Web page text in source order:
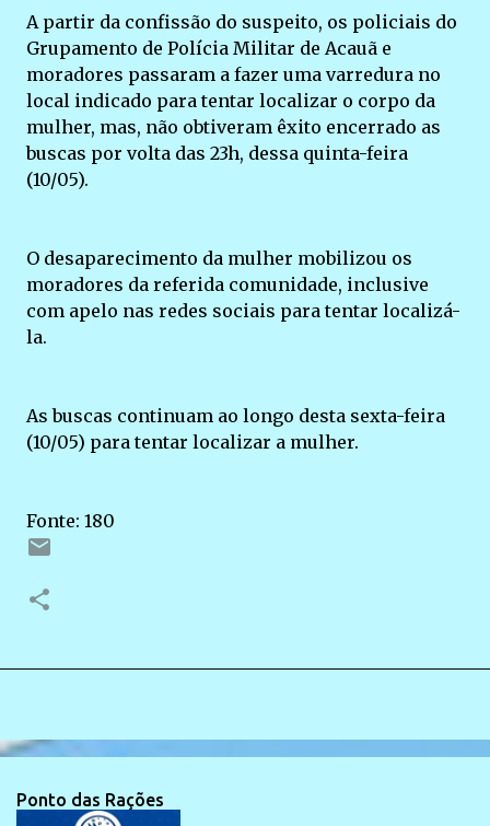
A partir da confissão do suspeito, os policiais do
Grupamento de Polícia Militar de Acauã e
moradores passaram a fazer uma varredura no
local indicado para tentar localizar o corpo da
mulher, mas, não obtiveram êxito encerrado as
buscas por volta das 23h, dessa quinta-feira
(10/05).
O desaparecimento da mulher mobilizou os
moradores da referida comunidade, inclusive
com apelo nas redes sociais para tentar localizá-
la.
As buscas continuam ao longo desta sexta-feira
(10/05) para tentar localizar a mulher.
Fonte: 180
Ponto das Rações